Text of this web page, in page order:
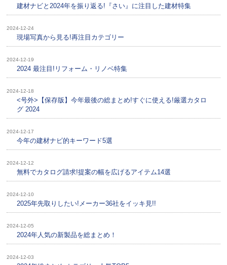
建材ナビと2024年を振り返る!『さい』に注目した建材特集
2024-12-24
現場写真から見る!再注目カテゴリー
2024-12-19
2024 最注目!リフォーム・リノベ特集
2024-12-18
<号外>【保存版】今年最後の総まとめ!すぐに使える!厳選カタロ
グ 2024
2024-12-17
今年の建材ナビ的キーワード5選
2024-12-12
無料でカタログ請求!提案の幅を広げるアイテム14選
2024-12-10
2025年先取りしたい!メーカー36社をイッキ見!!
2024-12-05
2024年人気の新製品を総まとめ！
2024-12-03